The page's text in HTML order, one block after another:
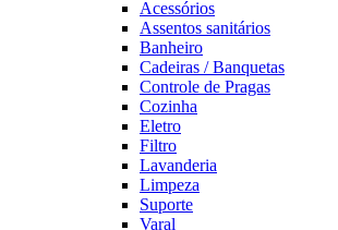
Acessórios
Assentos sanitários
Banheiro
Cadeiras / Banquetas
Controle de Pragas
Cozinha
Eletro
Filtro
Lavanderia
Limpeza
Suporte
Varal